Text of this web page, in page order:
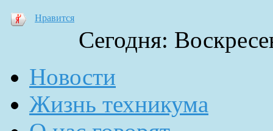
Нравится
Сегодня:
Новости
Жизнь техникума